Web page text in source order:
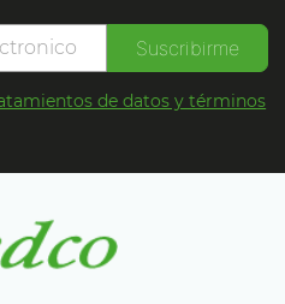
Suscribirme
de datos y términos